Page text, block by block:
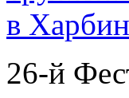
в
26-й